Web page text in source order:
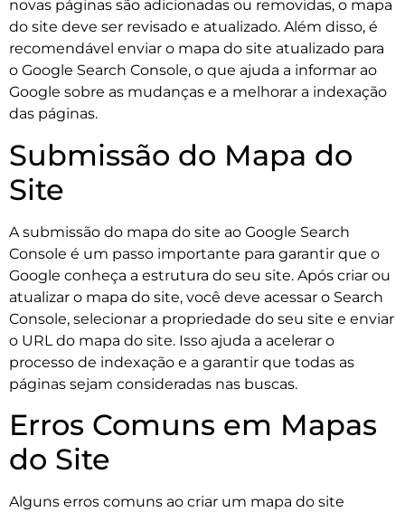
novas páginas são adicionadas ou removidas, o mapa
do site deve ser revisado e atualizado. Além disso, é
recomendável enviar o mapa do site atualizado para
o Google Search Console, o que ajuda a informar ao
Google sobre as mudanças e a melhorar a indexação
das páginas.
Submissão do Mapa do
Site
A submissão do mapa do site ao Google Search
Console é um passo importante para garantir que o
Google conheça a estrutura do seu site. Após criar ou
atualizar o mapa do site, você deve acessar o Search
Console, selecionar a propriedade do seu site e enviar
o URL do mapa do site. Isso ajuda a acelerar o
processo de indexação e a garantir que todas as
páginas sejam consideradas nas buscas.
Erros Comuns em Mapas
do Site
Alguns erros comuns ao criar um mapa do site